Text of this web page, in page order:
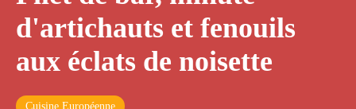
d'artichauts et fenouils
aux éclats de noisette
Cuisine Européenne